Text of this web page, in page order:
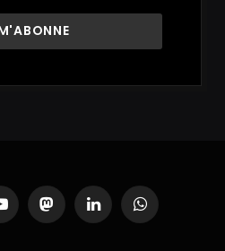
MastodonLinkedInWhatsApp